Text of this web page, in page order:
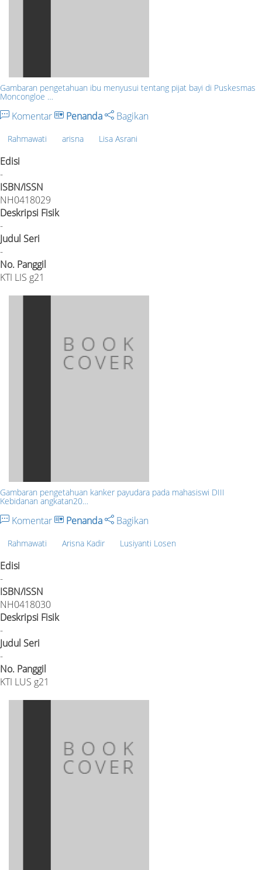
Gambaran pengetahuan ibu menyusui tentang pijat bayi di Puskesmas
Moncongloe …
Komentar Penanda Bagikan
Rahmawati arisna Lisa Asrani
Edisi
-
ISBN/ISSN
NH0418029
Deskripsi Fisik
-
Judul Seri
-
No. Panggil
KTI LIS g21
Gambaran pengetahuan kanker payudara pada mahasiswi DIII
Kebidanan angkatan20…
Komentar Penanda Bagikan
Rahmawati Arisna Kadir Lusiyanti Losen
Edisi
-
ISBN/ISSN
NH0418030
Deskripsi Fisik
-
Judul Seri
-
No. Panggil
KTI LUS g21